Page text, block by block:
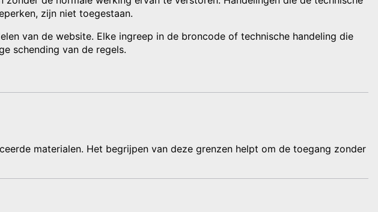
zijn niet toegestaan.
van de website. Elke ingreep in de broncode of technische handeling die
schending van de regels.
materialen. Het begrijpen van deze grenzen helpt om de toegang zonder